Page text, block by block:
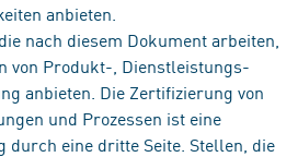
anbieten.
nach diesem Dokument arbeiten,
von Produkt-, Dienstleistungs-
anbieten. Die Zertifizierung von
und Prozessen ist eine
durch eine dritte Seite. Stellen, die